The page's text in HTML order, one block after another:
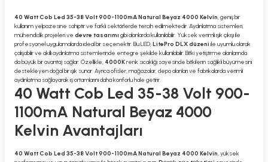
40 Watt Cob Led 35-38 Volt 900-1100mA Natural Beyaz 4000 Kelvin, geniş bir
kullanım yelpazesine sahiptir ve farklı sektörlerde tercih edilmektedir. Aydınlatma sistemleri,
mühendislik projeleri ve devre tasarımı gibi alanlarda kullanılabilir. Yüksek verimli ışık çıkışı ile
profesyonel uygulamalarda ideal bir seçenektir. Bu LED,LitePro DLX düzeni ile uyumlu olarak
çalışabilir ve akıllı aydınlatma sistemlerinde entegre şekilde kullanılabilir. Bitki yetiştirme alanlarında
da büyük bir avantaj sağlar. Özellikle, 4000Krenk sıcaklığı sayesinde bitkilerin sağlıklı büyümesini
destekleyen doğal bir ışık sunar. Ayrıca ofisler, mağazalar, depo alanları ve fabrikalarda verimli
aydınlatma sağlayarak iş ortamlarını daha konforlu hale getirir.
40 Watt Cob Led 35-38 Volt 900-
1100mA Natural Beyaz 4000
Kelvin Avantajları
40 Watt Cob Led 35-38 Volt 900-1100mA Natural Beyaz 4000 Kelvin, yüksek